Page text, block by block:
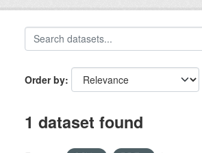
Order by
1 dataset found